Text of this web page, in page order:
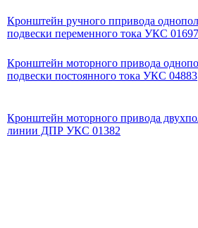
Кронштейн ручного ппривода
подвески переменного тока УКС 01697
Кронштейн моторного привода
подвески постоянного тока УКС 04883
Кронштейн моторного привода
линии ДПР УКС 01382